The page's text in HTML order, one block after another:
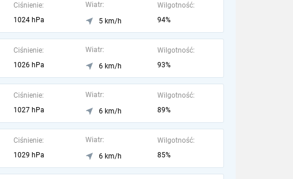
Ciśnienie:
1024 hPa
Wiatr:
5 km/h
Wilgotność:
94%
Ciśnienie:
1026 hPa
Wiatr:
6 km/h
Wilgotność:
93%
Ciśnienie:
1027 hPa
Wiatr:
6 km/h
Wilgotność:
89%
Ciśnienie:
1029 hPa
Wiatr:
6 km/h
Wilgotność:
85%